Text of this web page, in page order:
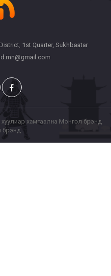
1st Quarter, Sukhbaatar
хамгаална Монгол брэнд
брэнд